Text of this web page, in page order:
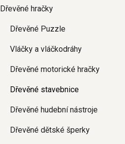
Dřevěné hračky
Dřevěné Puzzle
Vláčky a vláčkodráhy
Dřevěné motorické hračky
Dřevěné stavebnice
Dřevěné hudební nástroje
Dřevěné dětské šperky